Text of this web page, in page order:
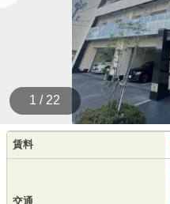
1 / 22
賃料
交通